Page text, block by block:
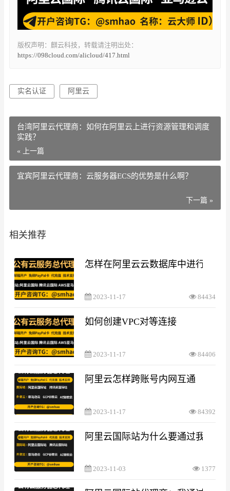
版权声明：麒云科技，转载请注明出处：
https://098cloud.com/alicloud/417.html
实名认证 阿里云
台湾阿里云代理商：如何在阿里云上进行资源管理和调度
实践？
« 上一篇
宜宾阿里云代理商：云服务器ECS的优势是什么啊？
下一篇 »
相关推荐
怎样在阿里云云数据库中进行数据
2023-11-17 84434
如何创建VPC对等连接
2023-11-17 84406
阿里云怎样跨账号内网互通
2023-11-17 84392
阿里云国际站为什么要通过我们代
2023-11-03 1377